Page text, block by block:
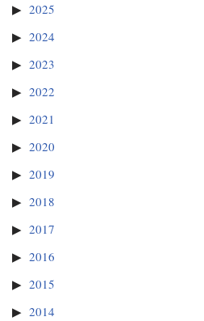
2025
2024
2023
2022
2021
2020
2019
2018
2017
2016
2015
2014